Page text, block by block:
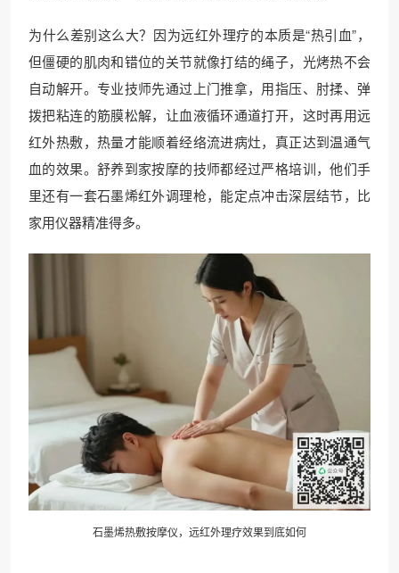
为什么差别这么大？因为远红外理疗的本质是“热引血”，
但僵硬的肌肉和错位的关节就像打结的绳子，光烤热不会
自动解开。专业技师先通过上门推拿，用指压、肘揉、弹
拨把粘连的筋膜松解，让血液循环通道打开，这时再用远
红外热敷，热量才能顺着经络流进病灶，真正达到温通气
血的效果。舒养到家按摩的技师都经过严格培训，他们手
里还有一套石墨烯红外调理枪，能定点冲击深层结节，比
家用仪器精准得多。
石墨烯热敷按摩仪，远红外理疗效果到底如何